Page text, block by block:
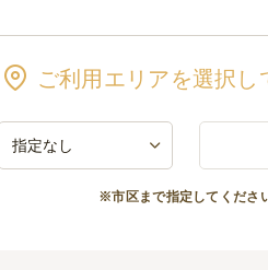
イダー 缶 250ml 1本
っちゃん りんご ペット 280ml 1本
ご利用エリアを選択し
※市区まで指定してくださ